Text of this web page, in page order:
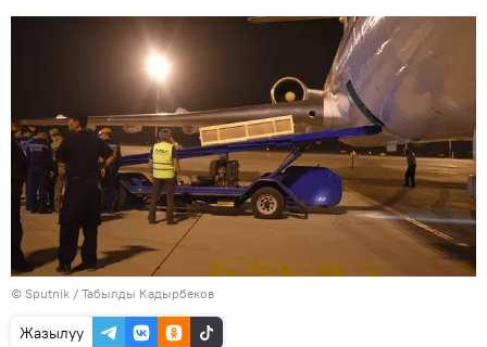
© Sputnik / Табылды Кадырбеков
Жазылуу